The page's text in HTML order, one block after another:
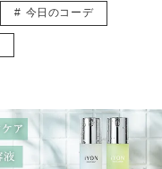
今日のコーデ